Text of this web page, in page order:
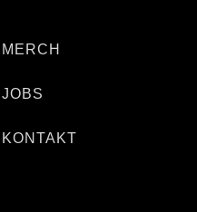
MERCH
JOBS
KONTAKT